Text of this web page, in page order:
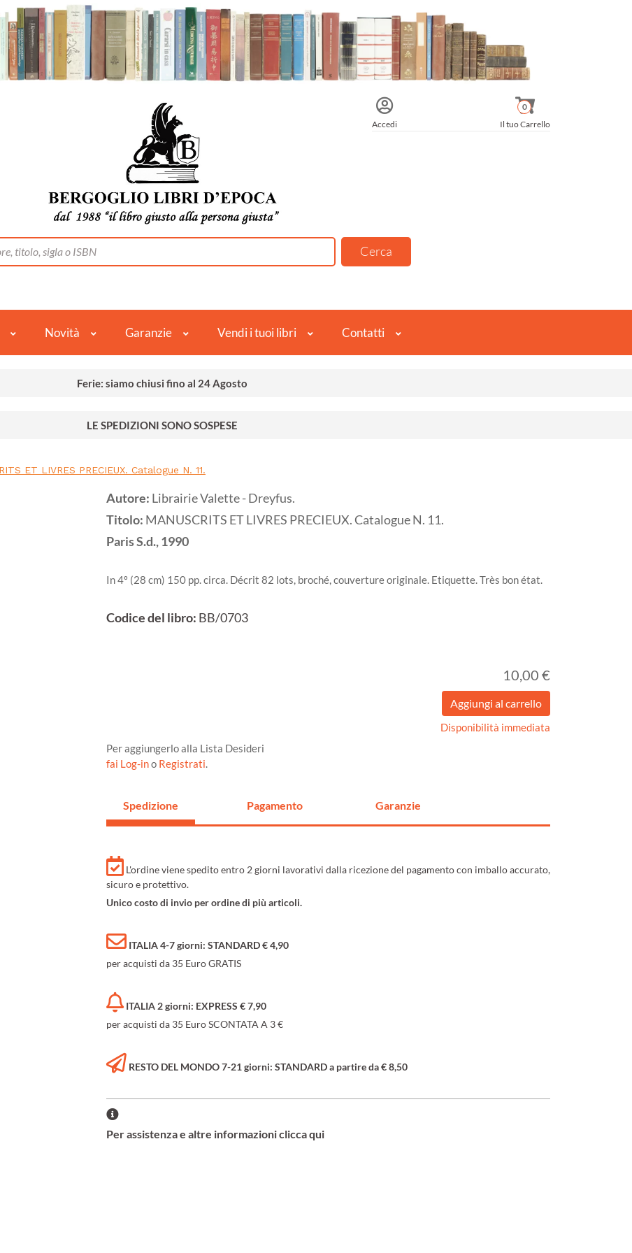
Accedi Il tuo Carrello
0
Novità Garanzie Vendi i tuoi libri Contatti
Ferie: siamo chiusi fino al 24 Agosto
LE SPEDIZIONI SONO SOSPESE
ET LIVRES PRECIEUX. Catalogue N. 11.
Autore: Librairie Valette - Dreyfus.
Titolo: MANUSCRITS ET LIVRES PRECIEUX. Catalogue N. 11.
ParisS.d.,1990
In 4º (28 cm) 150 pp. circa. Décrit 82 lots, broché, couverture originale. Etiquette. Très bon état.
Codice del libro: BB/0703
10,00 €
Disponibilità immediata
Per aggiungerlo alla Lista Desideri
fai Log-ino Registrati.
Spedizione Pagamento Garanzie
L'ordine viene spedito entro 2 giorni lavorativi dalla ricezione del pagamento con imballo accurato,
sicuro e protettivo.
Unico costo di invio per ordine di più articoli.
ITALIA 4-7 giorni: STANDARD € 4,90
per acquisti da 35 Euro GRATIS
ITALIA 2 giorni: EXPRESS € 7,90
per acquisti da 35 Euro SCONTATA A 3 €
RESTO DEL MONDO 7-21 giorni: STANDARD a partire da € 8,50
Per assistenza e altre informazioni clicca qui